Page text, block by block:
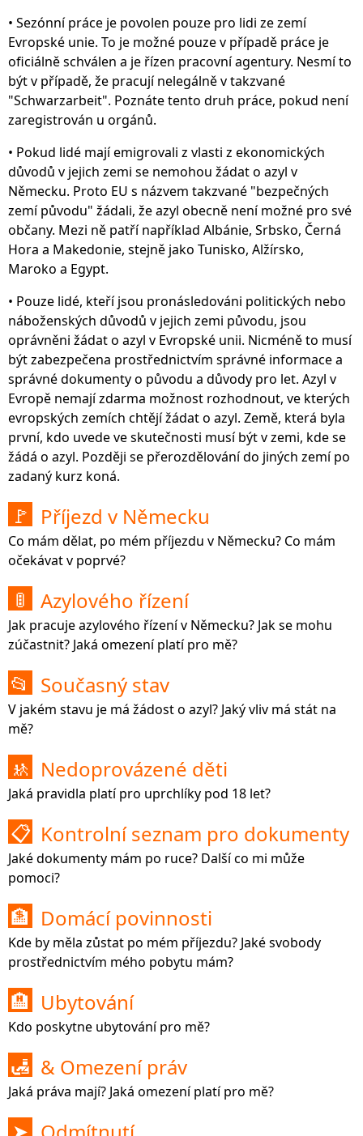
• Sezónní práce je povolen pouze pro lidi ze zemí
Evropské unie. To je možné pouze v případě práce je
oficiálně schválen a je řízen pracovní agentury. Nesmí to
být v případě, že pracují nelegálně v takzvané
"Schwarzarbeit". Poznáte tento druh práce, pokud není
zaregistrován u orgánů.
• Pokud lidé mají emigrovali z vlasti z ekonomických
důvodů v jejich zemi se nemohou žádat o azyl v
Německu. Proto EU s názvem takzvané "bezpečných
zemí původu" žádali, že azyl obecně není možné pro své
občany. Mezi ně patří například Albánie, Srbsko, Černá
Hora a Makedonie, stejně jako Tunisko, Alžírsko,
Maroko a Egypt.
• Pouze lidé, kteří jsou pronásledováni politických nebo
náboženských důvodů v jejich zemi původu, jsou
oprávněni žádat o azyl v Evropské unii. Nicméně to musí
být zabezpečena prostřednictvím správné informace a
správné dokumenty o původu a důvody pro let. Azyl v
Evropě nemají zdarma možnost rozhodnout, ve kterých
evropských zemích chtějí žádat o azyl. Země, která byla
první, kdo uvede ve skutečnosti musí být v zemi, kde se
žádá o azyl. Později se přerozdělování do jiných zemí po
zadaný kurz koná.
🚩 Příjezd v Německu
Co mám dělat, po mém příjezdu v Německu? Co mám
očekávat v poprvé?
🚦 Azylového řízení
Jak pracuje azylového řízení v Německu? Jak se mohu
zúčastnit? Jaká omezení platí pro mě?
📂 Současný stav
V jakém stavu je má žádost o azyl? Jaký vliv má stát na
mě?
🚸 Nedoprovázené děti
Jaká pravidla platí pro uprchlíky pod 18 let?
📋 Kontrolní seznam pro dokumenty
Jaké dokumenty mám po ruce? Další co mi může
pomoci?
🏦 Domácí povinnosti
Kde by měla zůstat po mém příjezdu? Jaké svobody
prostřednictvím mého pobytu mám?
🏨 Ubytování
Kdo poskytne ubytování pro mě?
🛃 & Omezení práv
Jaká práva mají? Jaká omezení platí pro mě?